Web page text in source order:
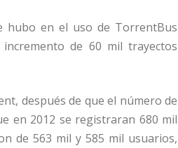
hubo en el uso de TorrentBus
de 60 mil trayectos
después de que el número de
en 2012 se registraran 680 mil
de 563 mil y 585 mil usuarios,